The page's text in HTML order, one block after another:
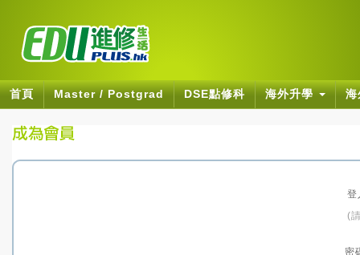
首頁 Master / Postgrad DSE點修科 海外升學
登
(
密